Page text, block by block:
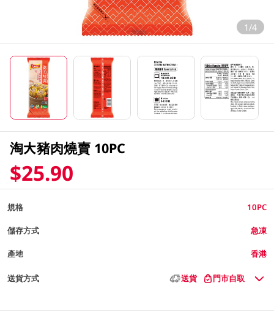
1/4
淘大豬肉燒賣 10PC
$25.90
規格 10PC
儲存方式 急凍
產地 香港
送貨方式 送貨 門市自取